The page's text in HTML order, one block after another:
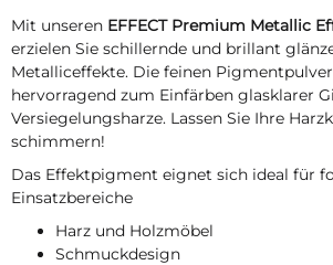
Mit unseren EFFECT Premium Metallic
erzielen Sie schillernde und brillant
Metalliceffekte. Die feinen
hervorragend zum Einfärben glasklarer
Versiegelungsharze. Lassen Sie Ihre
schimmern!
Das Effektpigment eignet sich ideal für
Einsatzbereiche
Harz und Holzmöbel
Schmuckdesign